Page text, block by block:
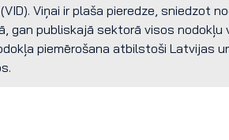
Viņai ir plaša pieredze, sniedzot
gan publiskajā sektorā visos nodokļu
piemērošana atbilstoši Latvijas